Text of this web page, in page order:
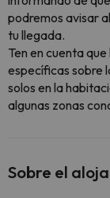
podremos avisar
tu llegada.
Ten en cuenta
específicas sobre
solos en la
algunas zonas
Sobre el